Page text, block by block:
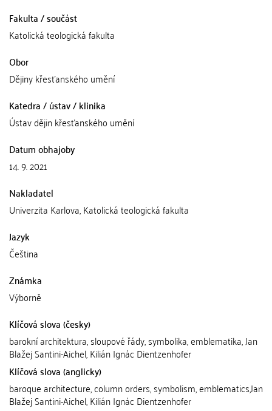
Fakulta / součást
Katolická teologická fakulta
Obor
Dějiny křesťanského umění
Katedra / ústav / klinika
Ústav dějin křesťanského umění
Datum obhajoby
14. 9. 2021
Nakladatel
Univerzita Karlova, Katolická teologická fakulta
Jazyk
Čeština
Známka
Výborně
Klíčová slova (česky)
barokní architektura, sloupové řády, symbolika, emblematika, Jan
Blažej Santini-Aichel, Kilián Ignác Dientzenhofer
Klíčová slova (anglicky)
baroque architecture, column orders, symbolism, emblematics,Jan
Blažej Santini-Aichel, Kilián Ignác Dientzenhofer